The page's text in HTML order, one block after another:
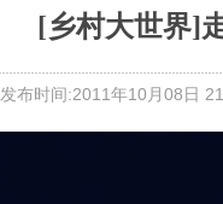
[乡村大世界]
发布时间:2011年10月08日